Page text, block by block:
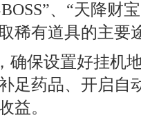
、“天降财
稀有道具的主要
确保设置好挂机
足药品、开启自
益。